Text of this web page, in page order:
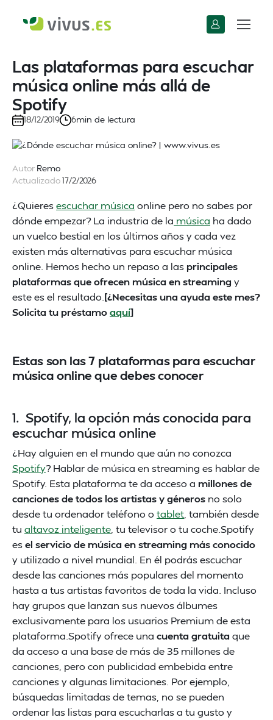
Las plataformas para escuchar
música online más allá de
Spotify
18/12/2019 6min de lectura
Autor Remo
Actualizado17/2/2026
¿Quieresescuchar música online pero no sabes por
dónde empezar? La industria de la música ha dado
un vuelco bestial en los últimos años y cada vez
existen más alternativas para escuchar música
online. Hemos hecho un repaso a las principales
plataformas que ofrecen música en streaming y
este es el resultado. [¿Necesitas una ayuda este mes?
Solicita tu préstamoaquí]
Estas son las 7 plataformas para escuchar
música online que debes conocer
1. Spotify, la opción más conocida para
escuchar música online
¿Hay alguien en el mundo que aún no conozca
Spotify? Hablar de música en streaming es hablar de
Spotify. Esta plataforma te da acceso a millones de
canciones de todos los artistas y géneros no solo
desde tu ordenador teléfono o tablet , también desde
tu altavoz inteligente , tu televisor o tu coche.Spotify
esel servicio de música en streaming más conocido
y utilizado a nivel mundial. En él podrás escuchar
desde las canciones más populares del momento
hasta a tus artistas favoritos de toda la vida. Incluso
hay grupos que lanzan sus nuevos álbumes
exclusivamente para los usuarios Premium de esta
plataforma.Spotify ofrece una cuenta gratuita que
da acceso a una base de más de 35 millones de
canciones, pero con publicidad embebida entre
canciones y algunas limitaciones. Por ejemplo,
búsquedas limitadas de temas, no se pueden
ordenar las listas para escucharlas a tu gusto y